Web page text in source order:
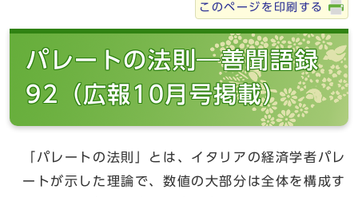
このページを印刷する
パレートの法則―善聞語録
92（広報10月号掲載）
「パレートの法則」とは、イタリアの経済学者パレ
ートが示した理論で、数値の大部分は全体を構成す